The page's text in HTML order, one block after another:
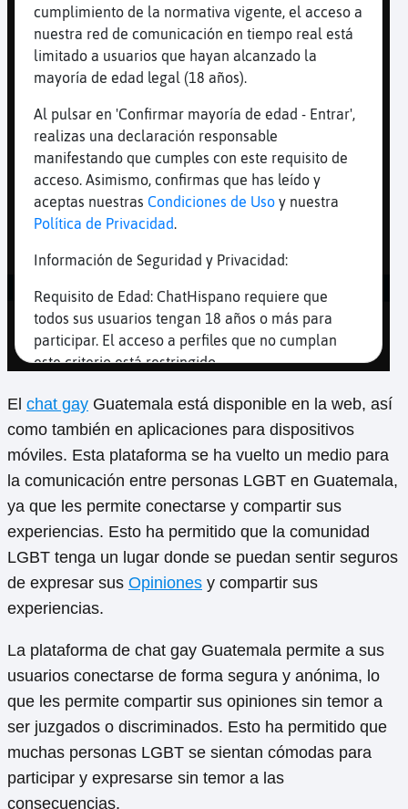
El chat gay Guatemala está disponible en la web, así
como también en aplicaciones para dispositivos
móviles. Esta plataforma se ha vuelto un medio para
la comunicación entre personas LGBT en Guatemala,
ya que les permite conectarse y compartir sus
experiencias. Esto ha permitido que la comunidad
LGBT tenga un lugar donde se puedan sentir seguros
de expresar sus Opiniones y compartir sus
experiencias.
La plataforma de chat gay Guatemala permite a sus
usuarios conectarse de forma segura y anónima, lo
que les permite compartir sus opiniones sin temor a
ser juzgados o discriminados. Esto ha permitido que
muchas personas LGBT se sientan cómodas para
participar y expresarse sin temor a las
consecuencias.